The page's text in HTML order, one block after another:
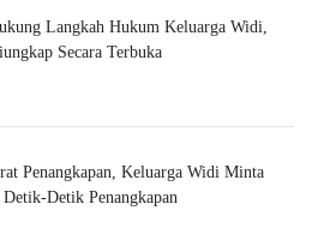
Langkah Hukum Keluarga Widi,
Secara Terbuka
Penangkapan, Keluarga Widi Minta
Detik Penangkapan